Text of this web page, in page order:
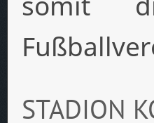
STADION